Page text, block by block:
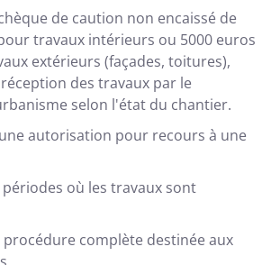
de caution non encaissé de
travaux intérieurs ou 5000 euros
extérieurs (façades, toitures),
des travaux par le
selon l'état du chantier.
autorisation pour recours à une
périodes où les travaux sont
procédure complète destinée aux